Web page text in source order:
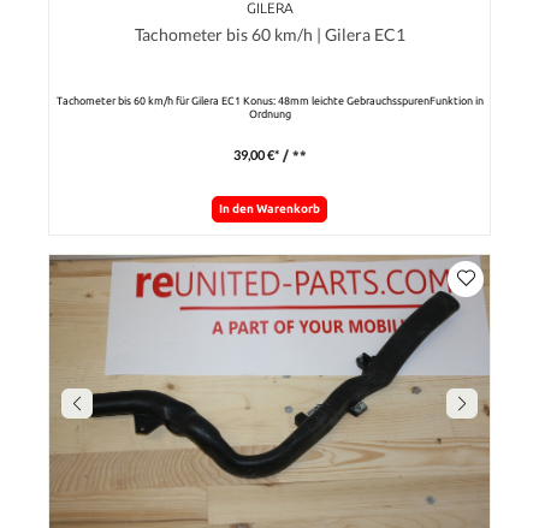
GILERA
Tachometer bis 60 km/h | Gilera EC1
Tachometer bis 60 km/h für Gilera EC1 Konus: 48mm leichte GebrauchsspurenFunktion in
Ordnung
39,00 €* / **
In den Warenkorb